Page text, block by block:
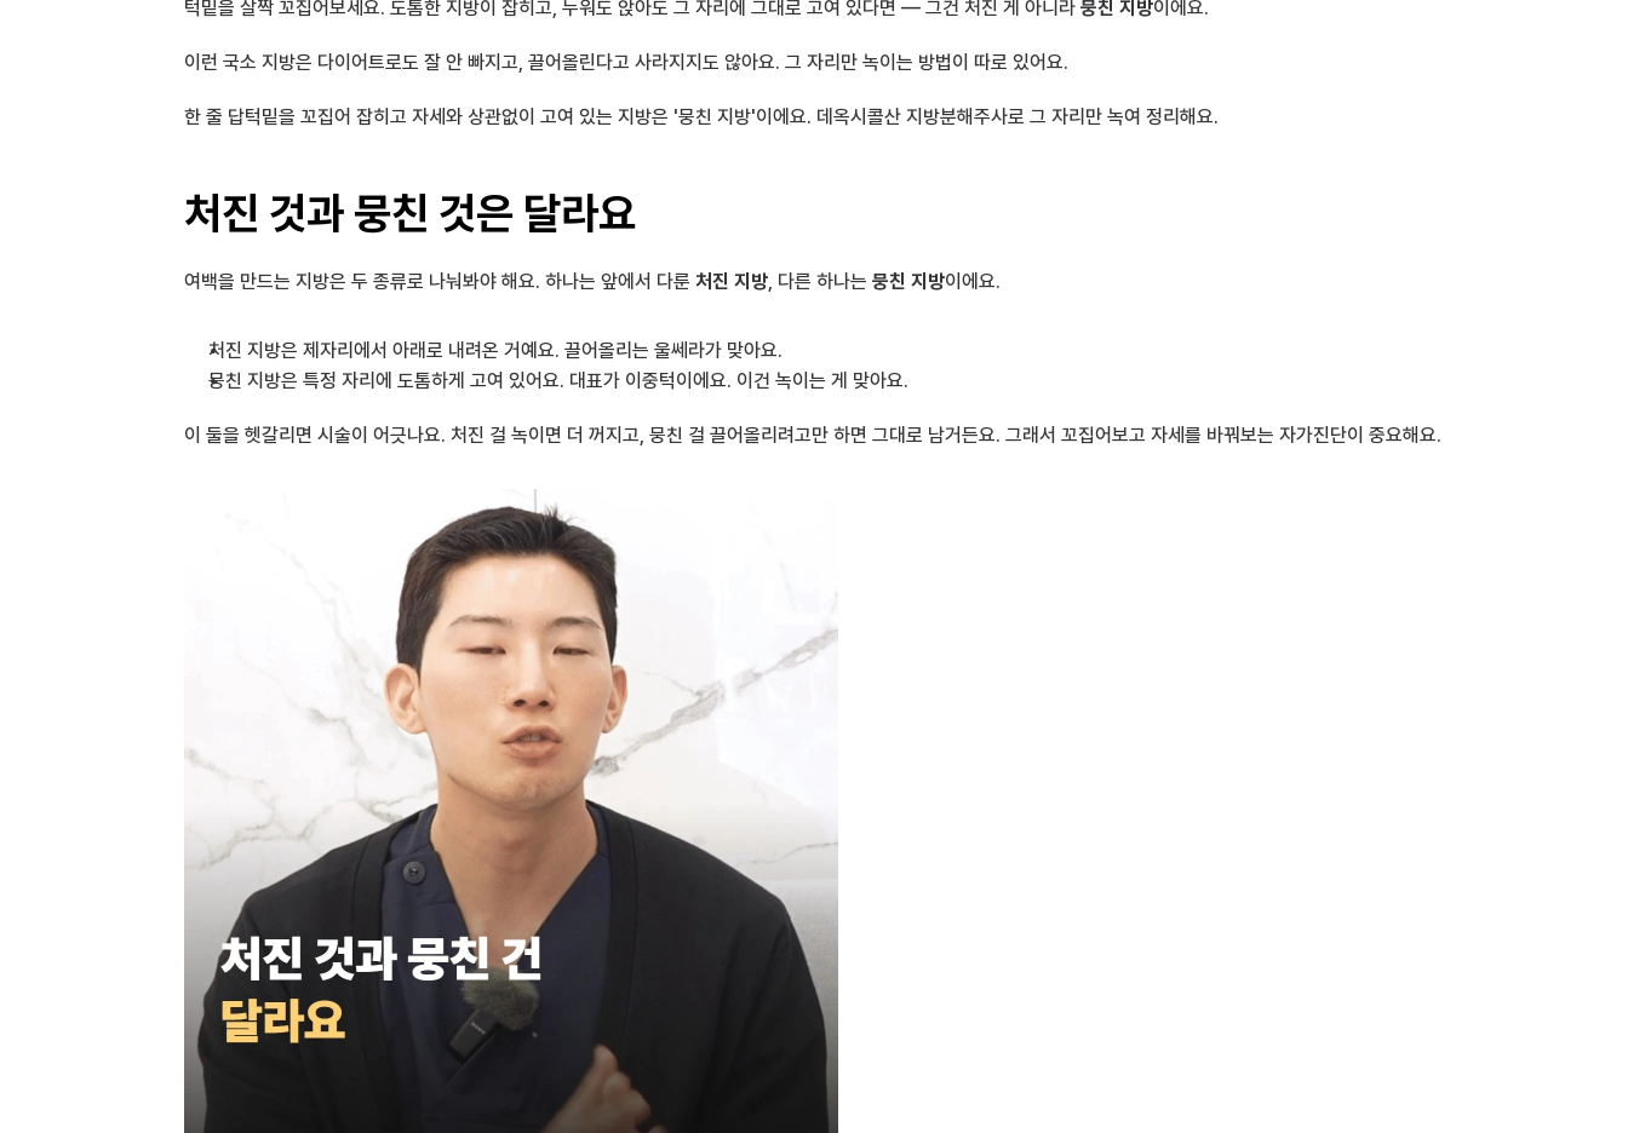
턱밑을 살짝 꼬집어보세요. 도톰한 지방이 잡히고, 누워도 앉아도 그 자리에 그대로 고여 있다면 — 그건 처진 게 아니라 뭉친 지방이에요.
이런 국소 지방은 다이어트로도 잘 안 빠지고, 끌어올린다고 사라지지도 않아요. 그 자리만 녹이는 방법이 따로 있어요.
한 줄 답턱밑을 꼬집어 잡히고 자세와 상관없이 고여 있는 지방은 '뭉친 지방'이에요. 데옥시콜산 지방분해주사로 그 자리만 녹여 정리해요.
처진 것과 뭉친 것은 달라요
여백을 만드는 지방은 두 종류로 나눠봐야 해요. 하나는 앞에서 다룬 처진 지방, 다른 하나는 뭉친 지방이에요.
처진 지방은 제자리에서 아래로 내려온 거예요. 끌어올리는 울쎄라가 맞아요.
뭉친 지방은 특정 자리에 도톰하게 고여 있어요. 대표가 이중턱이에요. 이건 녹이는 게 맞아요.
이 둘을 헷갈리면 시술이 어긋나요. 처진 걸 녹이면 더 꺼지고, 뭉친 걸 끌어올리려고만 하면 그대로 남거든요. 그래서 꼬집어보고 자세를 바꿔보는 자가진단이 중요해요.